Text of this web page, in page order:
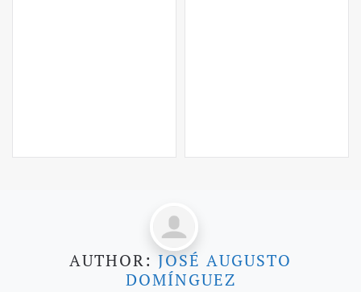
AUTHOR: JOSÉ AUGUSTO
DOMÍNGUEZ